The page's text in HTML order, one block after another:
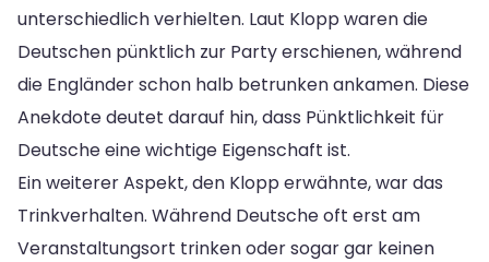
unterschiedlich verhielten. Laut Klopp waren die
Deutschen pünktlich zur Party erschienen, während
die Engländer schon halb betrunken ankamen. Diese
Anekdote deutet darauf hin, dass Pünktlichkeit für
Deutsche eine wichtige Eigenschaft ist.
Ein weiterer Aspekt, den Klopp erwähnte, war das
Trinkverhalten. Während Deutsche oft erst am
Veranstaltungsort trinken oder sogar gar keinen